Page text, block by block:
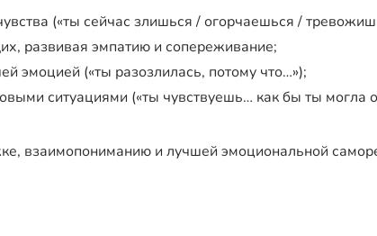
(«ты сейчас злишься / огорчаешься /
развивая эмпатию и сопереживание;
эмоцией («ты разозлилась, потому что…»);
ситуациями («ты чувствуешь… как бы ты могла
взаимопониманию и лучшей эмоциональной